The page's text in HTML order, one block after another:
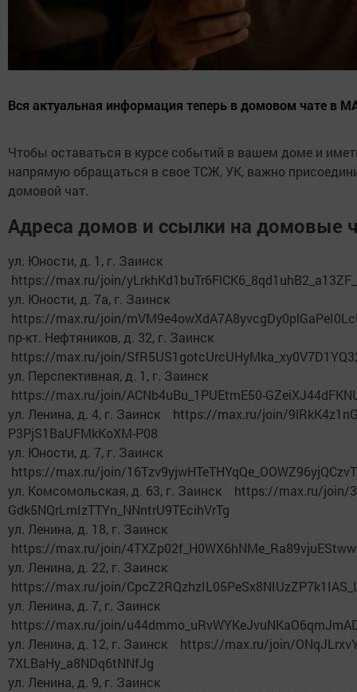
Вся актуальная информация теперь в домовом чате в
Чтобы оставаться в курсе событий в вашем доме и
напрямую обращаться в свое ТСЖ, УК, важно
домовой чат.
Адреса домов и ссылки на домовые
ул. Юности, д. 1, г. Заинск
https://max.ru/join/
ул. Юности, д. 7а, г. Заинск
https://max.ru/join/
пр-кт. Нефтяников, д. 32, г. Заинск
https://max.ru/join/
ул. Перспективная, д. 1, г. Заинск
https://max.ru/join/ACNb4uBu_1PUEtmE50-
ул. Ленина, д. 4, г. Заинск https://max.ru/join/
P3PjS1BaUFMkKoXM-P08
ул. Юности, д. 7, г. Заинск
https://max.ru/join/
ул. Комсомольская, д. 63, г. Заинск https://max.ru/join/
Gdk5NQrLmIzTTYn_NNntrU9TEcihVrTg
ул. Ленина, д. 18, г. Заинск
https://max.ru/join/
ул. Ленина, д. 22, г. Заинск
https://max.ru/join/
ул. Ленина, д. 7, г. Заинск
https://max.ru/join/
ул. Ленина, д. 12, г. Заинск https://max.ru/join/
7XLBaHy_a8NDq6tNNfJg
ул. Ленина, д. 9, г. Заинск